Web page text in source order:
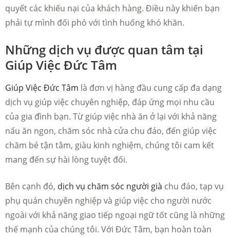
quyết các khiếu nại của khách hàng. Điều này khiến bạn
phải tự mình đối phó với tình huống khó khăn.
Những dịch vụ được quan tâm tại
Giúp Việc Đức Tâm
Giúp Việc Đức Tâm là đơn vị hàng đầu cung cấp đa dạng
dịch vụ giúp việc chuyên nghiệp, đáp ứng mọi nhu cầu
của gia đình bạn. Từ giúp việc nhà ăn ở lại với khả năng
nấu ăn ngon, chăm sóc nhà cửa chu đáo, đến giúp việc
chăm bé tận tâm, giàu kinh nghiệm, chúng tôi cam kết
mang đến sự hài lòng tuyệt đối.
Bên cạnh đó, dịch vụ chăm sóc người già chu đáo, tạp vụ
phụ quán chuyên nghiệp và giúp việc cho người nước
ngoài với khả năng giao tiếp ngoại ngữ tốt cũng là những
thế mạnh của chúng tôi. Với Đức Tâm, bạn hoàn toàn